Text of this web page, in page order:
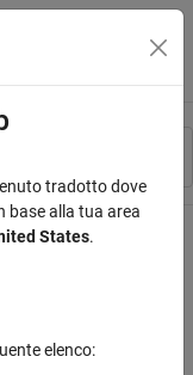
tradotto dove
base alla tua area
States.
elenco: